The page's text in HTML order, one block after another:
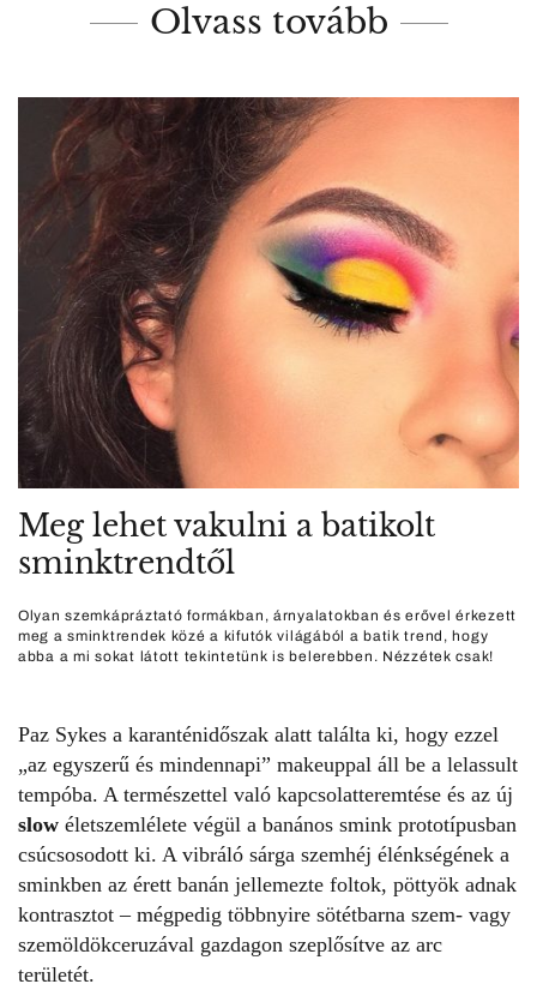
Olvass tovább
Meg lehet vakulni a batikolt
sminktrendtől
Olyan szemkápráztató formákban, árnyalatokban és erővel érkezett
meg a sminktrendek közé a kifutók világából a batik trend, hogy
abba a mi sokat látott tekintetünk is belerebben. Nézzétek csak!
Paz Sykes a karanténidőszak alatt találta ki, hogy ezzel
„az egyszerű és mindennapi” makeuppal áll be a lelassult
tempóba. A természettel való kapcsolatteremtése és az új
slow életszemlélete végül a banános smink prototípusban
csúcsosodott ki. A vibráló sárga szemhéj élénkségének a
sminkben az érett banán jellemezte foltok, pöttyök adnak
kontrasztot – mégpedig többnyire sötétbarna szem- vagy
szemöldökceruzával gazdagon szeplősítve az arc
területét.